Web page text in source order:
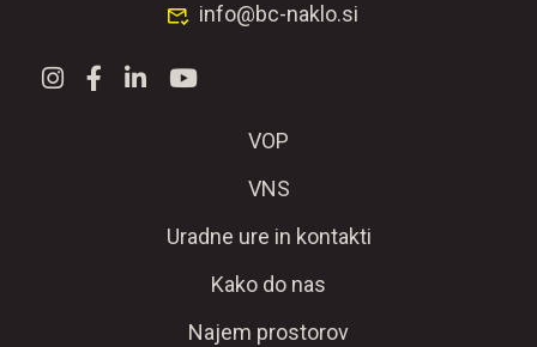
info@bc-naklo.si
VOP
VNS
Uradne ure in kontakti
Kako do nas
Najem prostorov